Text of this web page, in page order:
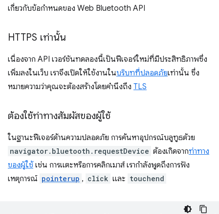
เกี่ยวกับข้อกำหนดของ Web Bluetooth API
HTTPS เท่านั้น
เนื่องจาก API เวอร์ชันทดลองนี้เป็นฟีเจอร์ใหม่ที่มีประสิทธิภาพซึ่ง
เพิ่มลงในเว็บ เราจึงเปิดให้ใช้งานในบริบทที่ปลอดภัยเท่านั้น ซึ่ง
หมายความว่าคุณจะต้องสร้างโดยคำนึงถึง TLS
ต้องใช้ท่าทางสัมผัสของผู้ใช้
ในฐานะฟีเจอร์ด้านความปลอดภัย การค้นหาอุปกรณ์บลูทูธด้วย
navigator.bluetooth.requestDevice ต้องเกิดจากท่าทาง
ของผู้ใช้ เช่น การแตะหรือการคลิกเมาส์ เรากำลังพูดถึงการฟัง
เหตุการณ์ pointerup , click และ touchend